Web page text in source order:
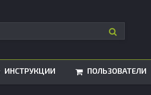
ИНСТРУКЦИИ ПОЛЬЗОВАТЕЛИ